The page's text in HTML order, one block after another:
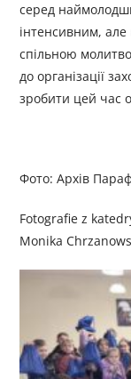
серед
інтенсивним,
спільною
до організації
зробити цей час
Фото: Архів
Fotografie z
Monika